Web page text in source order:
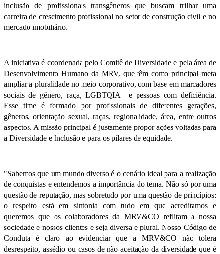
inclusão de profissionais transgêneros que buscam trilhar uma
carreira de crescimento profissional no setor de construção civil e no
mercado imobiliário.
A iniciativa é coordenada pelo Comitê de Diversidade e pela área de
Desenvolvimento Humano da MRV, que têm como principal meta
ampliar a pluralidade no meio corporativo, com base em marcadores
sociais de gênero, raça, LGBTQIA+ e pessoas com deficiência.
Esse time é formado por profissionais de diferentes gerações,
gêneros, orientação sexual, raças, regionalidade, área, entre outros
aspectos. A missão principal é justamente propor ações voltadas para
a Diversidade e Inclusão e para os pilares de equidade.
"Sabemos que um mundo diverso é o cenário ideal para a realização
de conquistas e entendemos a importância do tema. Não só por uma
questão de reputação, mas sobretudo por uma questão de princípios:
o respeito está em sintonia com tudo em que acreditamos e
queremos que os colaboradores da MRV&CO reflitam a nossa
sociedade e nossos clientes e seja diversa e plural. Nosso Código de
Conduta é claro ao evidenciar que a MRV&CO não tolera
desrespeito, assédio ou casos de não aceitação da diversidade que é